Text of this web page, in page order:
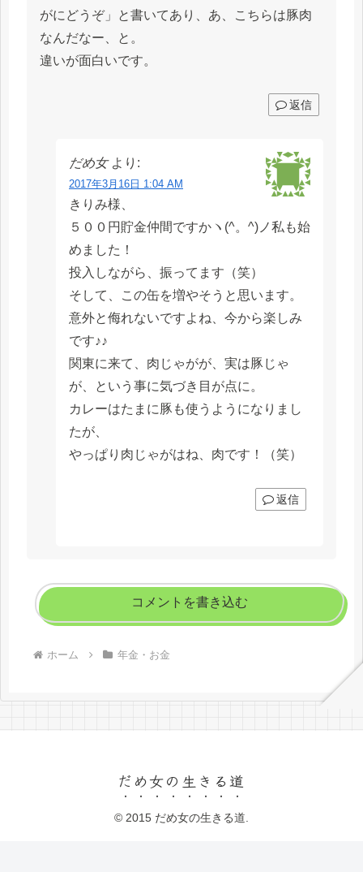
がにどうぞ」と書いてあり、あ、こちらは豚肉
なんだなー、と。
違いが面白いです。
返信
だめ女 より:
2017年3月16日 1:04 AM
きりみ様、
５００円貯金仲間ですかヽ(^。^)ノ私も始
めました！
投入しながら、振ってます（笑）
そして、この缶を増やそうと思います。
意外と侮れないですよね、今から楽しみ
です♪♪
関東に来て、肉じゃがが、実は豚じゃ
が、という事に気づき目が点に。
カレーはたまに豚も使うようになりまし
たが、
やっぱり肉じゃがはね、肉です！（笑）
返信
コメントを書き込む
ホーム 年金・お金
だめ女の生きる道
© 2015 だめ女の生きる道.